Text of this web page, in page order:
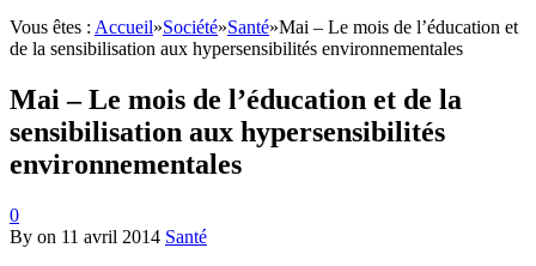
Vous êtes : Accueil»Société»Santé»Mai – Le mois de l’éducation et
de la sensibilisation aux hypersensibilités environnementales
Mai – Le mois de l’éducation et de la
sensibilisation aux hypersensibilités
environnementales
0
By on 11 avril 2014 Santé